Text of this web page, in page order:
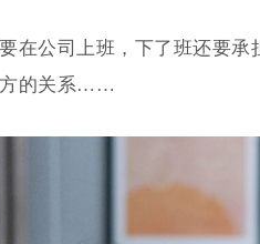
在公司上班，下了班还要
方的关系……